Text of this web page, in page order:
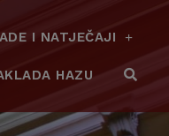
I NATJEČAJI
HAZU